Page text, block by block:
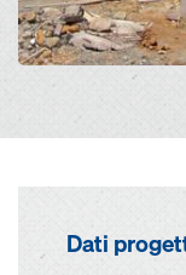
Dati